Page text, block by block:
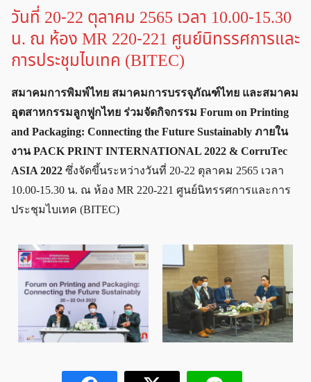
วันที่ 20-22 ตุลาคม 2565 เวลา 10.00-15.30
น. ณ ห้อง MR 220-221 ศูนย์นิทรรศการและ
การประชุมไบเทค (BITEC)
สมาคมการพิมพ์ไทย สมาคมการบรรจุภัณฑ์ไทย และสมาคม
อุตสาหกรรมลูกฟูกไทย ร่วมจัดกิจกรรม Forum on Printing
and Packaging: Connecting the Future Sustainably ภายใน
งาน PACK PRINT INTERNATIONAL 2022 & CorruTec
ASIA 2022 ซึ่งจัดขึ้นระหว่างวันที่ 20-22 ตุลาคม 2565 เวลา
10.00-15.30 น. ณ ห้อง MR 220-221 ศูนย์นิทรรศการและการ
ประชุมไบเทค (BITEC)